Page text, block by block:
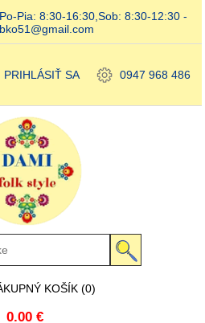
Pia: 8:30-16:30,Sob: 8:30-12:30 -
PRIHLÁSIŤ SA 0947 968 486
KOŠÍK (0)
0.00 €